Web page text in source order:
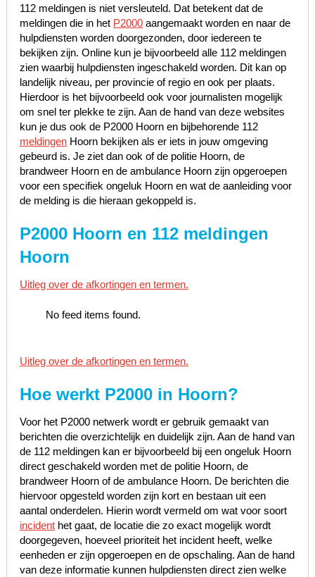
112 meldingen is niet versleuteld. Dat betekent dat de
meldingen die in het P2000aangemaakt worden en naar de
hulpdiensten worden doorgezonden, door iedereen te
bekijken zijn. Online kun je bijvoorbeeld alle 112 meldingen
zien waarbij hulpdiensten ingeschakeld worden. Dit kan op
landelijk niveau, per provincie of regio en ook per plaats.
Hierdoor is het bijvoorbeeld ook voor journalisten mogelijk
om snel ter plekke te zijn. Aan de hand van deze websites
kun je dus ook de P2000 Hoorn en bijbehorende 112
meldingenHoorn bekijken als er iets in jouw omgeving
gebeurd is. Je ziet dan ook of de politie Hoorn, de
brandweer Hoorn en de ambulance Hoorn zijn opgeroepen
voor een specifiek ongeluk Hoorn en wat de aanleiding voor
de melding is die hieraan gekoppeld is.
P2000 Hoorn en 112 meldingen
Hoorn
Uitleg over de afkortingen en termen.
No feed items found.
Uitleg over de afkortingen en termen.
Hoe werkt P2000 in Hoorn?
Voor het P2000 netwerk wordt er gebruik gemaakt van
berichten die overzichtelijk en duidelijk zijn. Aan de hand van
de 112 meldingen kan er bijvoorbeeld bij een ongeluk Hoorn
direct geschakeld worden met de politie Hoorn, de
brandweer Hoorn of de ambulance Hoorn. De berichten die
hiervoor opgesteld worden zijn kort en bestaan uit een
aantal onderdelen. Hierin wordt vermeld om wat voor soort
incidenthet gaat, de locatie die zo exact mogelijk wordt
doorgegeven, hoeveel prioriteit het incident heeft, welke
eenheden er zijn opgeroepen en de opschaling. Aan de hand
van deze informatie kunnen hulpdiensten direct zien welke